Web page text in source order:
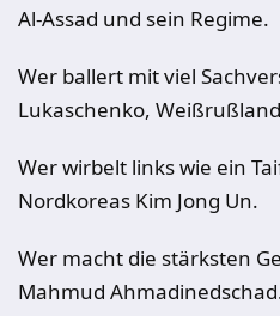
Al-Assad und sein Regime.
Wer ballert mit viel
Lukaschenko,
Wer wirbelt links wie ein
Nordkoreas Kim Jong Un.
Wer macht die stärksten
Mahmud